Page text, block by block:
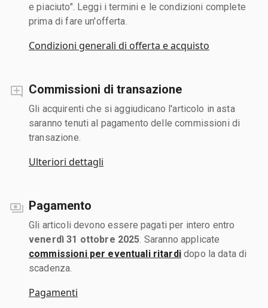
e piaciuto". Leggi i termini e le condizioni complete
prima di fare un'offerta.
Condizioni generali di offerta e acquisto
Commissioni di transazione
Gli acquirenti che si aggiudicano l'articolo in asta
saranno tenuti al pagamento delle commissioni di
transazione.
Ulteriori dettagli
Pagamento
Gli articoli devono essere pagati per intero entro
venerdì 31 ottobre 2025 . Saranno applicate
commissioni per eventuali ritardidopo la data di
scadenza.
Pagamenti